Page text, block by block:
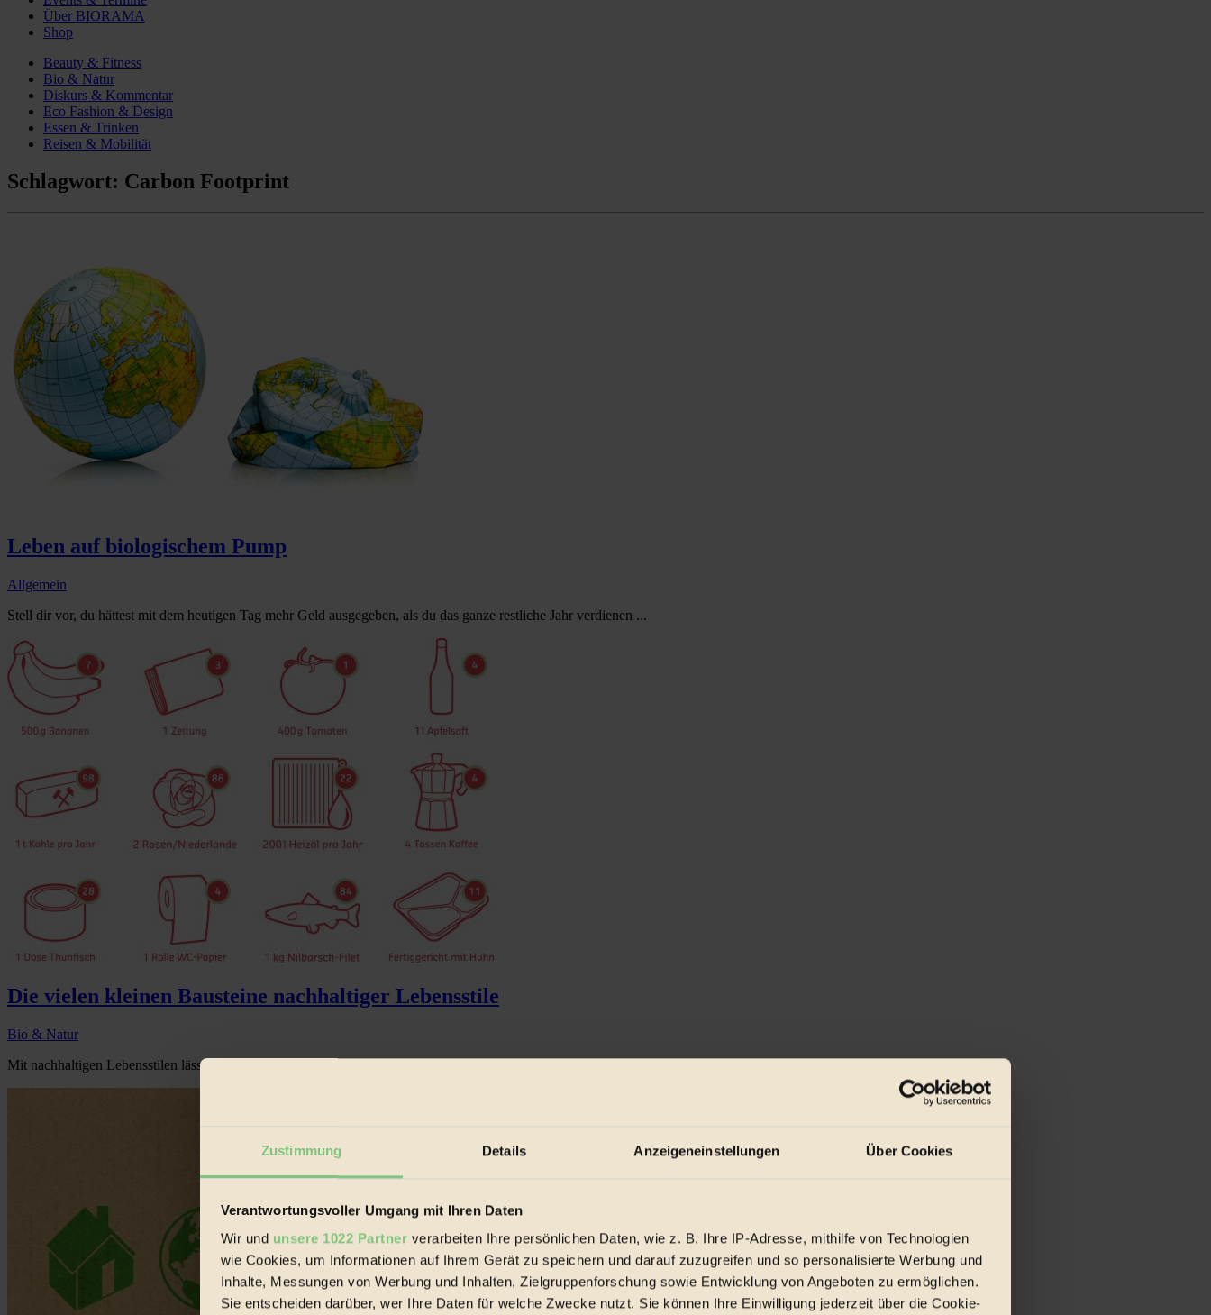
Zustimmung Details Anzeigeneinstellungen Über Cookies
Verantwortungsvoller Umgang mit Ihren Daten
Wir und unsere 1022 Partner verarbeiten Ihre persönlichen Daten, wie z. B. Ihre IP-Adresse, mithilfe von Technologien
wie Cookies, um Informationen auf Ihrem Gerät zu speichern und darauf zuzugreifen und so personalisierte Werbung und
Inhalte, Messungen von Werbung und Inhalten, Zielgruppenforschung sowie Entwicklung von Angeboten zu ermöglichen.
Sie entscheiden darüber, wer Ihre Daten für welche Zwecke nutzt. Sie können Ihre Einwilligung jederzeit über die Cookie-
Über BIORAMA
Shop
Beauty & Fitness
Bio & Natur
Diskurs & Kommentar
Eco Fashion & Design
Essen & Trinken
Reisen & Mobilität
Schlagwort: Carbon Footprint
Leben auf biologischem Pump
Allgemein
Stell dir vor, du hättest mit dem heutigen Tag mehr Geld ausgegeben, als du das ganze restliche Jahr verdienen ...
Die vielen kleinen Bausteine nachhaltiger Lebensstile
Bio & Natur
Mit nachhaltigen Lebensstilen lässt sich einiges erreichen...